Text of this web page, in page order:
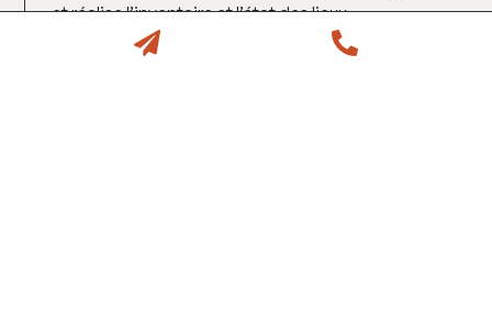
et réalise l’inventaire et l’état des lieux.
 